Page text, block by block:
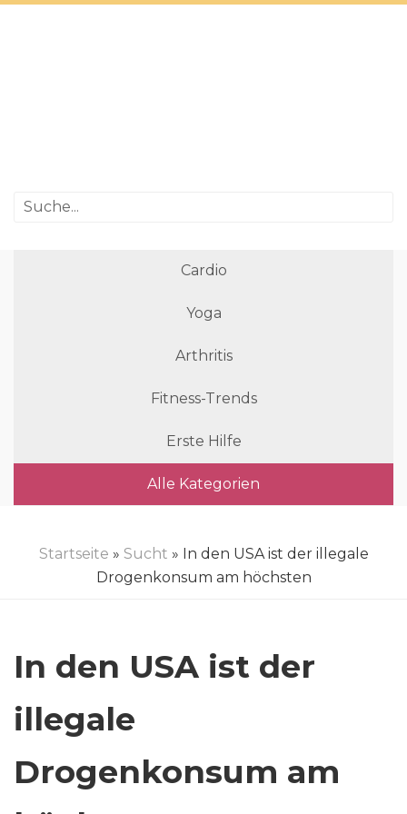
Cardio
Yoga
Arthritis
Fitness-Trends
Erste Hilfe
Alle Kategorien
Startseite » Sucht » In den USA ist der illegale
Drogenkonsum am höchsten
In den USA ist der
illegale
Drogenkonsum am